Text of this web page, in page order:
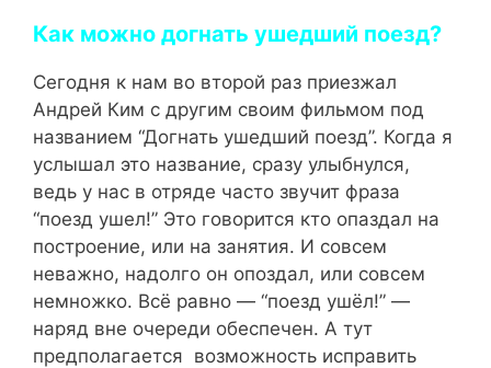
Как можно догнать ушедший поезд?
Сегодня к нам во второй раз приезжал
Андрей Ким с другим своим фильмом под
названием “Догнать ушедший поезд”. Когда я
услышал это название, сразу улыбнулся,
ведь у нас в отряде часто звучит фраза
“поезд ушел!” Это говорится кто опаздал на
построение, или на занятия. И совсем
неважно, надолго он опоздал, или совсем
немножко. Всё равно — “поезд ушёл!” —
наряд вне очереди обеспечен. А тут
предполагается возможность исправить